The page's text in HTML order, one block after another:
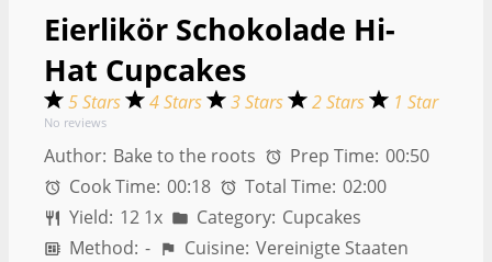
Eierlikör Schokolade Hi-
Hat Cupcakes
5 Stars 4 Stars 3 Stars 2 Stars 1 Star
No reviews
Author: Bake to the roots Prep Time: 00:50
Cook Time: 00:18 Total Time: 02:00
Yield: 12 1x Category: Cupcakes
Method: - Cuisine: Vereinigte Staaten